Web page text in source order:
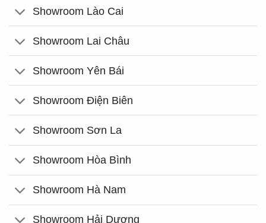
Showroom Lào Cai
Showroom Lai Châu
Showroom Yên Bái
Showroom Điện Biên
Showroom Sơn La
Showroom Hòa Bình
Showroom Hà Nam
Showroom Hải Dương